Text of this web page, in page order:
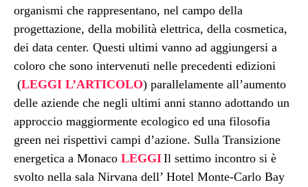
organismi che rappresentano, nel campo della
progettazione, della mobilità elettrica, della cosmetica,
dei data center. Questi ultimi vanno ad aggiungersi a
coloro che sono intervenuti nelle precedenti edizioni
(LEGGI L’ARTICOLO) parallelamente all’aumento
delle aziende che negli ultimi anni stanno adottando un
approccio maggiormente ecologico ed una filosofia
green nei rispettivi campi d’azione. Sulla Transizione
energetica a Monaco LEGGIIl settimo incontro si è
svolto nella sala Nirvana dell’ Hotel Monte-Carlo Bay